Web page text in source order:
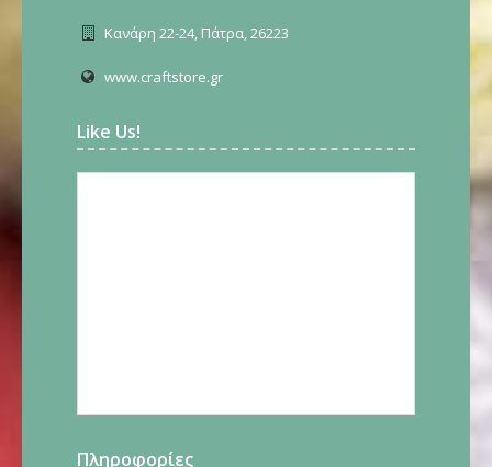
Κανάρη 22-24, Πάτρα, 26223
www.craftstore.gr
Like Us!
Πληροφορίες